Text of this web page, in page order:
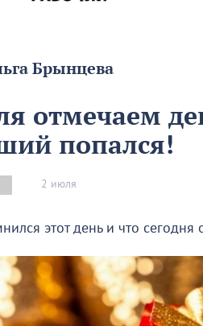
Брынцева
отмечаем
попался!
2 июля
этот день и что сегодня